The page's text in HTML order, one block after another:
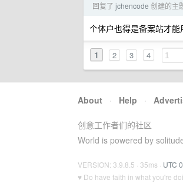
回复了 jchencode 创建的主
个体户也得是备案站才能
1 2 3 4
About · Help ·
创意工作者们的社区
World is powered by
VERSION: 3.9.8.5 · 35ms · UTC
♥ Do have faith in what you're